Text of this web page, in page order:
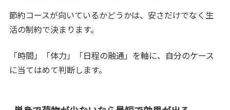
節約コースが向いているかどうかは、安さだけでなく生
活の制約で決まります。
「時間」「体力」「日程の融通」を軸に、自分のケース
に当てはめて判断します。